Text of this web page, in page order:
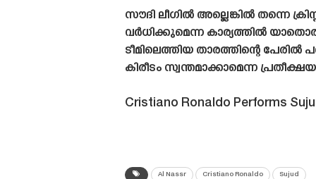
സൗദി ലീഗിൽ അല്ലെങ്കിൽ തന്നെ
വർധിക്കുമെന്ന കാര്യത്തിൽ
ടീമിലെത്തിയ താരത്തിന്റെ
കിരീടം സ്വന്തമാക്കാമെന്ന
Cristiano Ronaldo Performs
Al Nassr Cristiano Ronaldo Sujud